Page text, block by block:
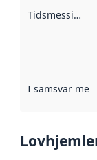
Tidsmessig avgrensning
I samsvar med